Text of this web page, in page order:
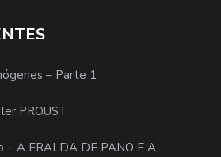
– Parte 1
PROUST
A FRALDA DE PANO E A